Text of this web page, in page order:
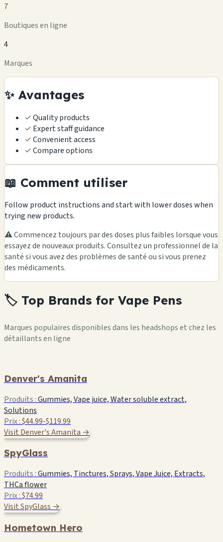
7
Boutiques en ligne
4
Marques
✨ Avantages
✓Quality products
✓ Expert staff guidance
✓Convenient access
✓Compare options
📖 Comment utiliser
Follow product instructions and start with lower doses when
trying new products.
⚠️ Commencez toujours par des doses plus faibles lorsque vous
essayez de nouveaux produits. Consultez un professionnel de la
santé si vous avez des problèmes de santé ou si vous prenez
des médicaments.
🏷️ Top Brands for Vape Pens
Marques populaires disponibles dans les headshops et chez les
détaillants en ligne
Denver's Amanita
Produits :Gummies, Vape juice, Water soluble extract,
Solutions
Prix :$44.99-$119.99
Visit Denver's Amanita →
SpyGlass
Produits :Gummies, Tinctures, Sprays, Vape Juice, Extracts,
THCa flower
Prix :$74.99
Visit SpyGlass →
Hometown Hero